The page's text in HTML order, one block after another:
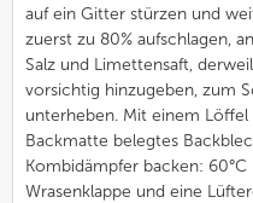
auf ein Gitter stürzen und
zuerst zu 80% aufschlagen,
Salz und Limettensaft,
vorsichtig hinzugeben, zum
unterheben. Mit einem
Backmatte belegtes
Kombidämpfer backen:
Wrasenklappe und eine